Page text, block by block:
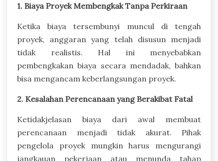
1. Biaya Proyek Membengkak Tanpa Perkiraan
Ketika biaya tersembunyi muncul di tengah
proyek, anggaran yang telah disusun menjadi
tidak realistis. Hal ini menyebabkan
pembengkakan biaya secara mendadak, bahkan
bisa mengancam keberlangsungan proyek.
2. Kesalahan Perencanaan yang Berakibat Fatal
Ketidakjelasan biaya dari awal membuat
perencanaan menjadi tidak akurat. Pihak
pengelola proyek mungkin harus mengurangi
jangkauan pekerjaan atau menunda tahap